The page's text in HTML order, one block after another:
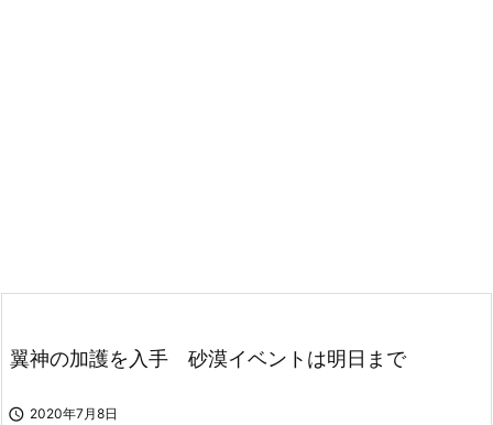
翼神の加護を入手 砂漠イベントは明日まで
 2020年7月8日